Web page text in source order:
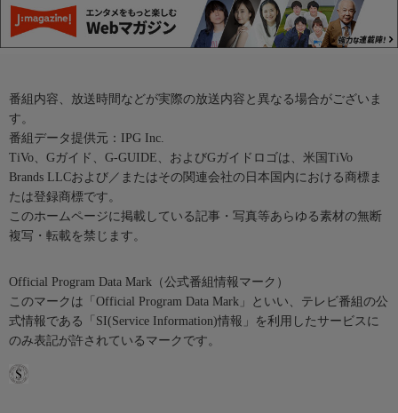
番組内容、放送時間などが実際の放送内容と異なる場合がございま
す。
番組データ提供元：IPG Inc.
TiVo、Gガイド、G-GUIDE、およびGガイドロゴは、米国TiVo
Brands LLCおよび／またはその関連会社の日本国内における商標ま
たは登録商標です。
このホームページに掲載している記事・写真等あらゆる素材の無断
複写・転載を禁じます。
Official Program Data Mark（公式番組情報マーク）
このマークは「Official Program Data Mark」といい、テレビ番組の公
式情報である「SI(Service Information)情報」を利用したサービスに
のみ表記が許されているマークです。